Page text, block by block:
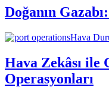
Doğanın
Hava
Hava Zekâsı
Operasyonları